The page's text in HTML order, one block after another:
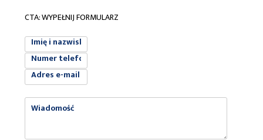
CTA: WYPEŁNIJ FORMULARZ